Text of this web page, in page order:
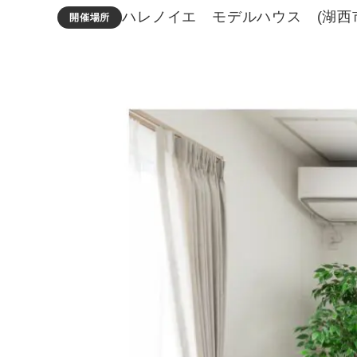
開催場所 ハレノイエ モデルハウス (湖西